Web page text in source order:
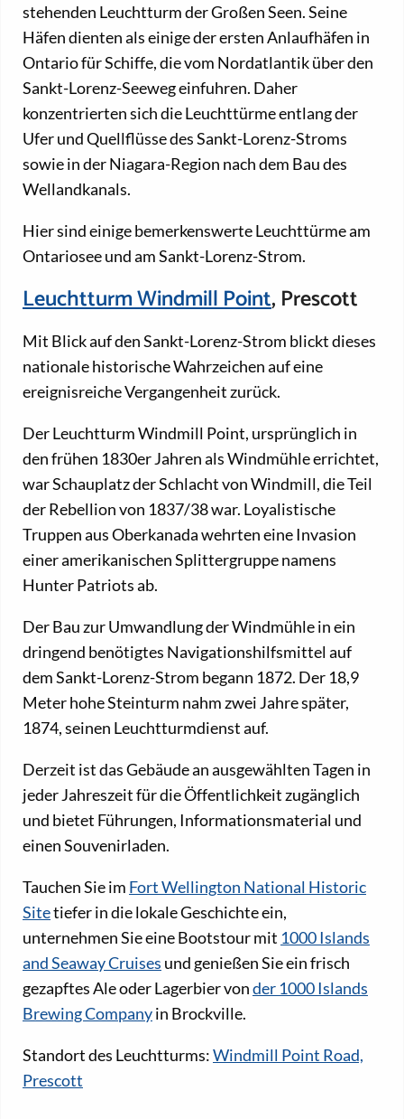
stehenden Leuchtturm der Großen Seen. Seine
Häfen dienten als einige der ersten Anlaufhäfen in
Ontario für Schiffe, die vom Nordatlantik über den
Sankt-Lorenz-Seeweg einfuhren. Daher
konzentrierten sich die Leuchttürme entlang der
Ufer und Quellflüsse des Sankt-Lorenz-Stroms
sowie in der Niagara-Region nach dem Bau des
Wellandkanals.
Hier sind einige bemerkenswerte Leuchttürme am
Ontariosee und am Sankt-Lorenz-Strom.
Leuchtturm Windmill Point, Prescott
Mit Blick auf den Sankt-Lorenz-Strom blickt dieses
nationale historische Wahrzeichen auf eine
ereignisreiche Vergangenheit zurück.
Der Leuchtturm Windmill Point, ursprünglich in
den frühen 1830er Jahren als Windmühle errichtet,
war Schauplatz der Schlacht von Windmill, die Teil
der Rebellion von 1837/38 war. Loyalistische
Truppen aus Oberkanada wehrten eine Invasion
einer amerikanischen Splittergruppe namens
Hunter Patriots ab.
Der Bau zur Umwandlung der Windmühle in ein
dringend benötigtes Navigationshilfsmittel auf
dem Sankt-Lorenz-Strom begann 1872. Der 18,9
Meter hohe Steinturm nahm zwei Jahre später,
1874, seinen Leuchtturmdienst auf.
Derzeit ist das Gebäude an ausgewählten Tagen in
jeder Jahreszeit für die Öffentlichkeit zugänglich
und bietet Führungen, Informationsmaterial und
einen Souvenirladen.
Tauchen Sie im Fort Wellington National Historic
Sitetiefer in die lokale Geschichte ein,
unternehmen Sie eine Bootstour mit 1000 Islands
and Seaway Cruises und genießen Sie ein frisch
gezapftes Ale oder Lagerbier vonder 1000 Islands
Brewing Companyin Brockville.
Standort des Leuchtturms:Windmill Point Road,
Prescott